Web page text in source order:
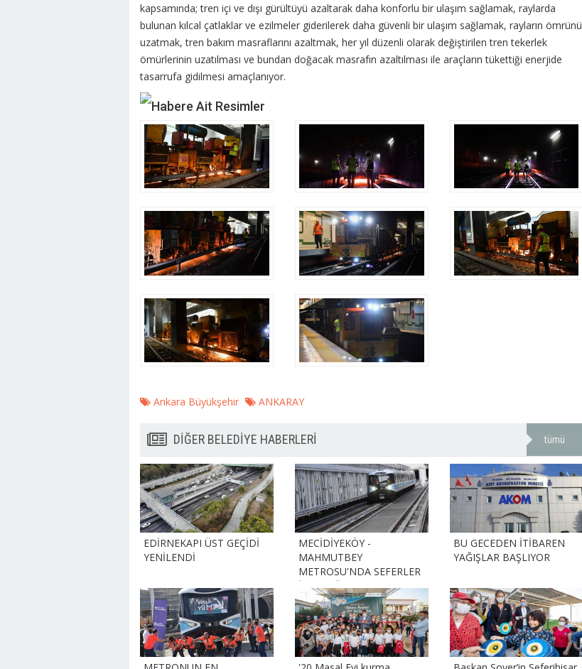
kapsamında; tren içi ve dışı gürültüyü azaltarak daha konforlu bir ulaşım sağlamak, raylarda
bulunan kılcal çatlaklar ve ezilmeler giderilerek daha güvenli bir ulaşım sağlamak, rayların ömrünü
uzatmak, tren bakım masraflarını azaltmak, her yıl düzenli olarak değiştirilen tren tekerlek
ömürlerinin uzatılması ve bundan doğacak masrafın azaltılması ile araçların tükettiği enerjide
tasarrufa gidilmesi amaçlanıyor.
Habere Ait Resimler
Ankara Büyükşehir ANKARAY
DİĞER BELEDİYE HABERLERİ tümü
EDİRNEKAPI ÜST GEÇİDİ
YENİLENDİ
MECİDİYEKÖY -
MAHMUTBEY
METROSU'NDA SEFERLER
İMAMOĞLU'NUN
STARTIYLA BAŞLADI
BU GECEDEN İTİBAREN
YAĞIŞLAR BAŞLIYOR